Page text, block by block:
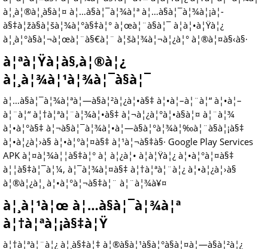
à¦¸à¦®à¦¸à§à¦¤ à¦…à§à¦¯à¦¾à¦ª à¦…à§à¦¯à¦¾à¦¡à¦­
à§‡à¦žà§à¦šà¦¾à¦°à§‡à¦° à¦œà¦¨à§à¦¯ à¦à¦•à¦Ÿà¦¿
à¦¸à¦°à§à¦¬à¦œà¦¨à§€à¦¨ à¦šà¦¾à¦¬à¦¿à¦° à¦®à¦¤à§‹à§·
à¦ªà¦Ÿà¦­à§‚à¦®à¦¿
à¦¸à¦¾à¦¹à¦¾à¦¯à§à¦¯
à¦…à§à¦¯à¦¾à¦ªà¦—à§à¦²à¦¿à¦•à§‡ à¦•à¦–à¦¨à¦“ à¦•à¦–
à¦¨à¦“ à¦†à¦ªà¦¨à¦¾à¦•à§‡ à¦¬à¦¿à¦°à¦•à§à¦¤ à¦¨à¦¾
à¦•à¦°à§‡ à¦¬à§à¦¯à¦¾à¦•à¦—à§à¦°à¦¾à¦‰à¦¨à§à¦¡à§‡
à¦•à¦¿à¦›à§ à¦•à¦°à¦¤à§‡ à¦¹à¦¬à§‡à§· Google Play Services
APK à¦¤à¦¾à¦¦à§‡à¦° à¦ à¦¿à¦• à¦à¦Ÿà¦¿ à¦•à¦°à¦¤à§‡
à¦¦à§‡à¦¯à¦¼, à¦¯à¦¾à¦¤à§‡ à¦†à¦ªà¦¨à¦¿ à¦•à¦¿à¦›à§
à¦®à¦¿à¦¸ à¦•à¦°à¦¬à§‡à¦¨ à¦¨à¦¾à¥¤
à¦¸à¦¹à¦œ à¦…à§à¦¯à¦¾à¦ª
à¦†à¦ªà¦¡à§‡à¦Ÿ
à¦†à¦ªà¦¨à¦¿ à¦¸à§‡à¦‡ à¦®à§à¦¹à§à¦°à§à¦¤à¦—à§à¦²à¦¿